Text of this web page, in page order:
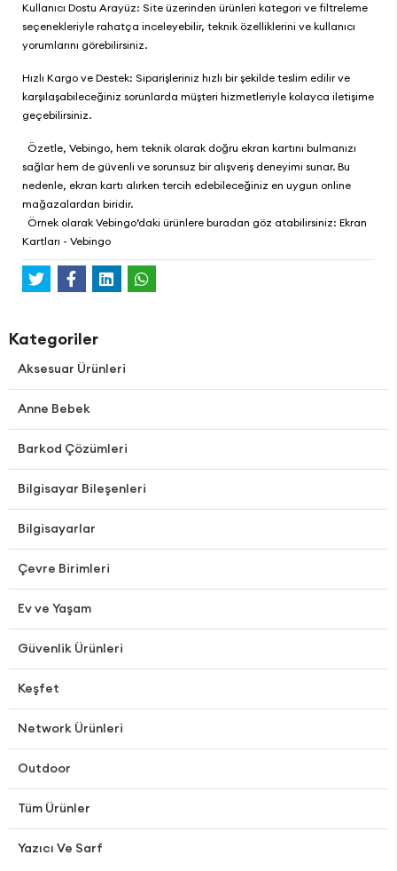
Kullanıcı Dostu Arayüz: Site üzerinden ürünleri kategori ve filtreleme
seçenekleriyle rahatça inceleyebilir, teknik özelliklerini ve kullanıcı
yorumlarını görebilirsiniz.
Hızlı Kargo ve Destek: Siparişleriniz hızlı bir şekilde teslim edilir ve
karşılaşabileceğiniz sorunlarda müşteri hizmetleriyle kolayca iletişime
geçebilirsiniz.
Özetle, Vebingo, hem teknik olarak doğru ekran kartını bulmanızı
sağlar hem de güvenli ve sorunsuz bir alışveriş deneyimi sunar. Bu
nedenle, ekran kartı alırken tercih edebileceğiniz en uygun online
mağazalardan biridir.
Örnek olarakVebingo’daki ürünlere buradan göz atabilirsiniz: Ekran
Kartları - Vebingo
Kategoriler
Aksesuar Ürünleri
Anne Bebek
Barkod Çözümleri
Bilgisayar Bileşenleri
Bilgisayarlar
Çevre Birimleri
Ev ve Yaşam
Güvenlik Ürünleri
Keşfet
Network Ürünleri
Outdoor
Tüm Ürünler
Yazıcı Ve Sarf